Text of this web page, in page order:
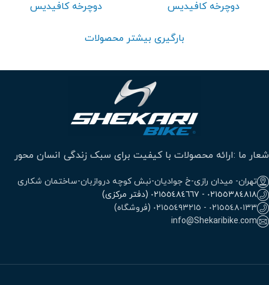
دوچرخه کافیدیس
دوچرخه کافیدیس
بارگیری بیشتر محصولات
شعار ما :ارائه محصولات با کیفیت برای سبک زندگی انسان محور
تهران- میدان رازی-خ جوادیان-نبش کوچه دروازبان-ساختمان شکاری
٠٢١٥٥٣٨٤٨١٨ - ٠٢١٥٥٤٨٤٦٦٧ (دفتر مرکزی)
٠٢١٥٥٤٨٠١٣٣ - ٠٢١٥٥٤٩٣٢١٥ (فروشگاه)
info@Shekaribike.com